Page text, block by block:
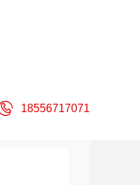
18556717071